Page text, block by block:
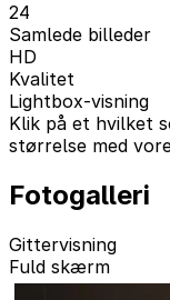
24
Samlede billeder
HD
Kvalitet
Lightbox-visning
Klik på et hvilket
størrelse med
Fotogalleri
Gittervisning
Fuld skærm